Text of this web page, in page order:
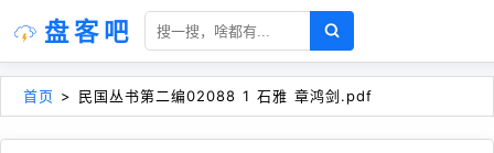
盘客吧
首页 > 民国丛书第二编02088 1 石雅 章鸿剑.pdf